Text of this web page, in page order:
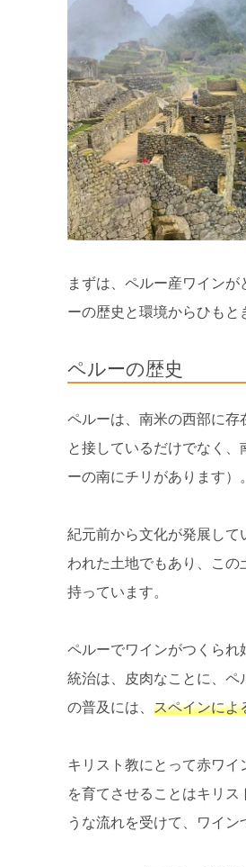
まずは、ペルー産ワイン
ーの歴史と環境からひもと
ペルーの歴史
ペルーは、南米の西部に
と接しているだけでなく
ーの南にチリがあります）。
紀元前から文化が発展し
われた土地でもあり、こ
持っています。
ペルーでワインがつくられ
統治は、皮肉なことに、ペ
の普及には、 スペインによ
キリスト教にとって赤ワ
を育てさせることはキリ
うな流れを受けて、ワイン